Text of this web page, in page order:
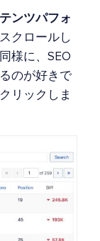
ンツパフォ
クロールし
様に、SEO
のが好きで
リックしま